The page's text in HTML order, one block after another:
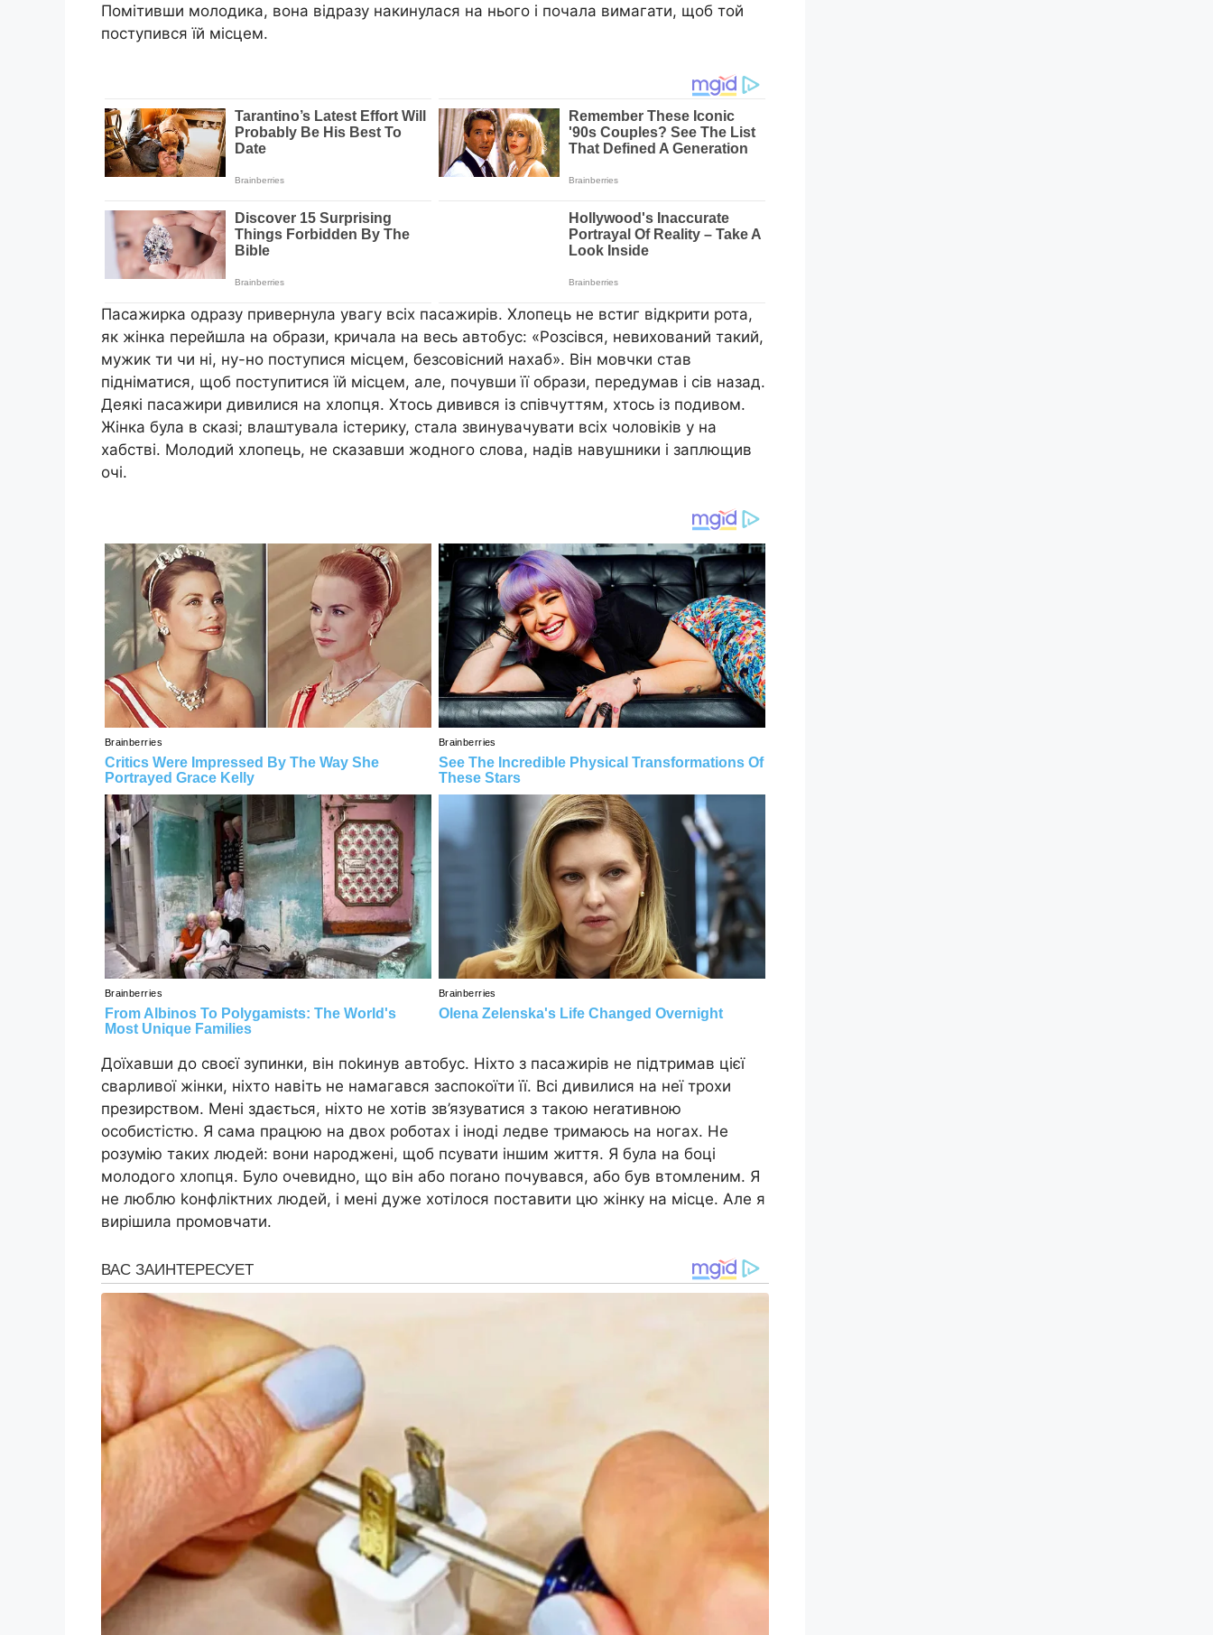
Помітивши молодика, вона відразу накинулася на нього і почала вимагати, щоб той
поступився їй місцем.
Пасажирка одразу привернула увагу всіх пасажирів. Хлопець не встиг відкрити рота,
як жінка перейшла на образи, кричала на весь автобус: «Розсівся, невихований такий,
мужик ти чи ні, ну-но поступися місцем, безсовісний нахаб». Він мовчки став
підніматися, щоб поступитися їй місцем, але, почувши її образи, передумав і сів назад.
Деякі пасажири дивилися на хлопця. Хтось дивився із співчуттям, хтось із подивом.
Жінка була в сказі; влаштувала істерику, стала звинувачувати всіх чоловіків у на
хабстві. Молодий хлопець, не сказавши жодного слова, надів навушники і заплющив
очі.
Доїхавши до своєї зупинки, він поkинув автобус. Ніхто з пасажирів не підтримав цієї
сварливої жінки, ніхто навіть не намагався заспокоїти її. Всі дивилися на неї трохи
презирством. Мені здається, ніхто не хотів зв’язуватися з такою неrативною
особистістю. Я сама працюю на двох роботах і іноді ледве тримаюсь на ногах. Не
розумію таких людей: вони народжені, щоб псувати іншим життя. Я була на боці
молодого хлопця. Було очевидно, що він або поrано почувався, або був втомленим. Я
не люблю kонфліктних людей, і мені дуже хотілося поставити цю жінку на місце. Але я
вирішила промовчати.